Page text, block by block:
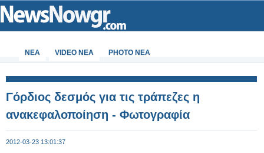
ΝΕΑ VIDEO NEA PHOTO NEA
Γόρδιος δεσμός για τις τράπεζες η
ανακεφαλοποίηση - Φωτογραφία
2012-03-23 13:01:37